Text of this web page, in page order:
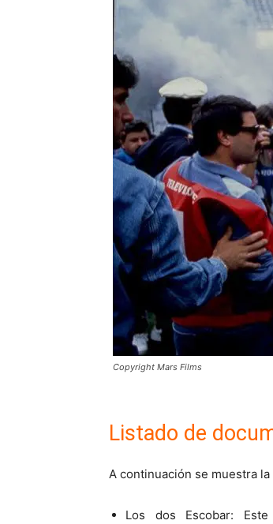
Copyright Mars Films
Listado de
A continuación se muestra
Los dos Escobar: